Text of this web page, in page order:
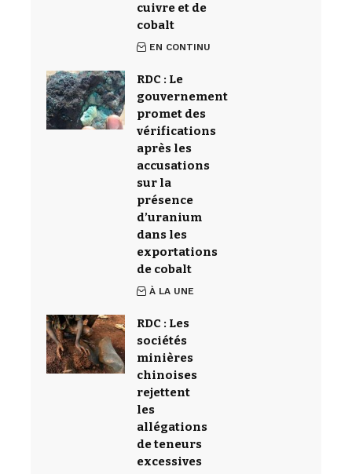
cuivre et de
cobalt
EN CONTINU
RDC : Le
gouvernement
promet des
vérifications
après les
accusations
sur la
présence
d’uranium
dans les
exportations
de cobalt
À LA UNE
RDC : Les
sociétés
minières
chinoises
rejettent
les
allégations
de teneurs
excessives